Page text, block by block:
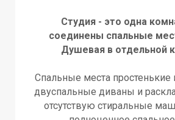
Студия - это одна
соединены спальные
Душевая в отдельной
Спальные места простенькие
двуспальные диваны и
отсутствую стиральные